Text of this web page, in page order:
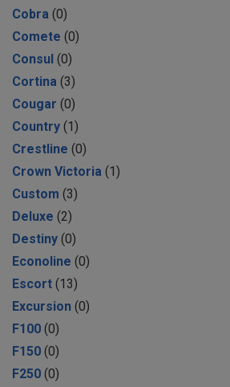
Cobra (0)
Comete (0)
Consul (0)
Cortina (3)
Cougar (0)
Country (1)
Crestline (0)
Crown Victoria (1)
Custom (3)
Deluxe (2)
Destiny (0)
Econoline (0)
Escort (13)
Excursion (0)
F100 (0)
F150 (0)
F250 (0)